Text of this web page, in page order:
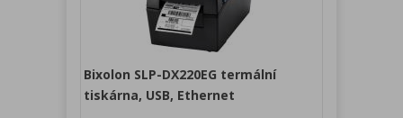
Bixolon SLP-DX220EG termální
tiskárna, USB, Ethernet